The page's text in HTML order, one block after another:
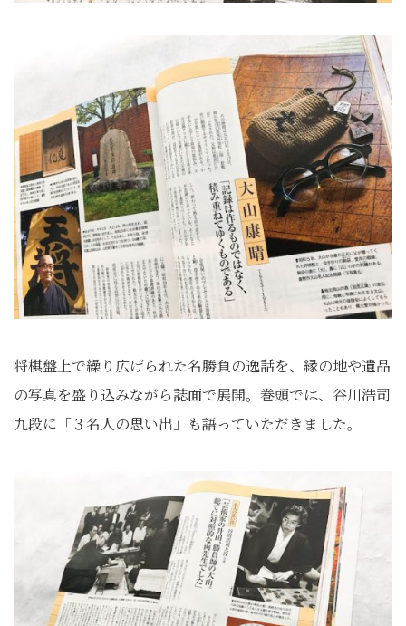
将棋盤上で繰り広げられた名勝負の逸話を、 縁の地や遺品
の写真を盛り込みながら誌面で展開。巻頭では、 谷川浩司
九段に「３名人の思い出」も語っていただきました。